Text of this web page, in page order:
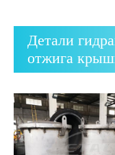
Детали
отжига